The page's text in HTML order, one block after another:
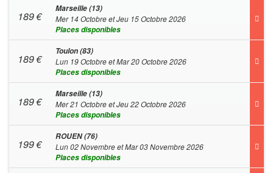
189€
Marseille (13)
Mer 14 Octobre et Jeu 15 Octobre 2026
Places disponibles
189€
Toulon (83)
Lun 19 Octobre et Mar 20 Octobre 2026
Places disponibles
189€
Marseille (13)
Mer 21 Octobre et Jeu 22 Octobre 2026
Places disponibles
199€
ROUEN (76)
Lun 02 Novembre et Mar 03 Novembre 2026
Places disponibles